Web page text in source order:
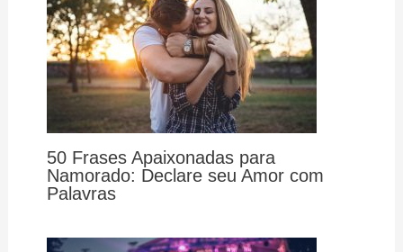
50 Frases Apaixonadas para
Namorado: Declare seu Amor com
Palavras